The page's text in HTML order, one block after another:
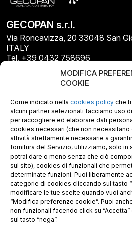
MODIFICA
COOKIE
Come indicato nella cookies policy che
alcuni partner selezionati facciamo uso
per raccogliere ed elaborare dati
cookies necessari (che non
attività strettamente necessarie a
fornitura del Servizio, utilizziamo, solo in
potrai dare o meno senza che ciò
sul sito), cookies di funzionali che
determinate funzioni. Puoi liberamente
categorie di cookies cliccando sul tasto
modificare le tue scelte quando vuoi
“Modifica preferenze cookie”. Puoi
non funzionali facendo click su
sul tasto “nega”.
GECOPAN s.r.l.
Via Roncavizza, 20 33048 San
ITALY
Tel. +39 0432 758696
E-mail: info@gecopan.it
E-mail PEC: gecopan@pec.it
P.I. E C.F. 02487660306
N. REA UD 264834
Capitale sociale € 30.000